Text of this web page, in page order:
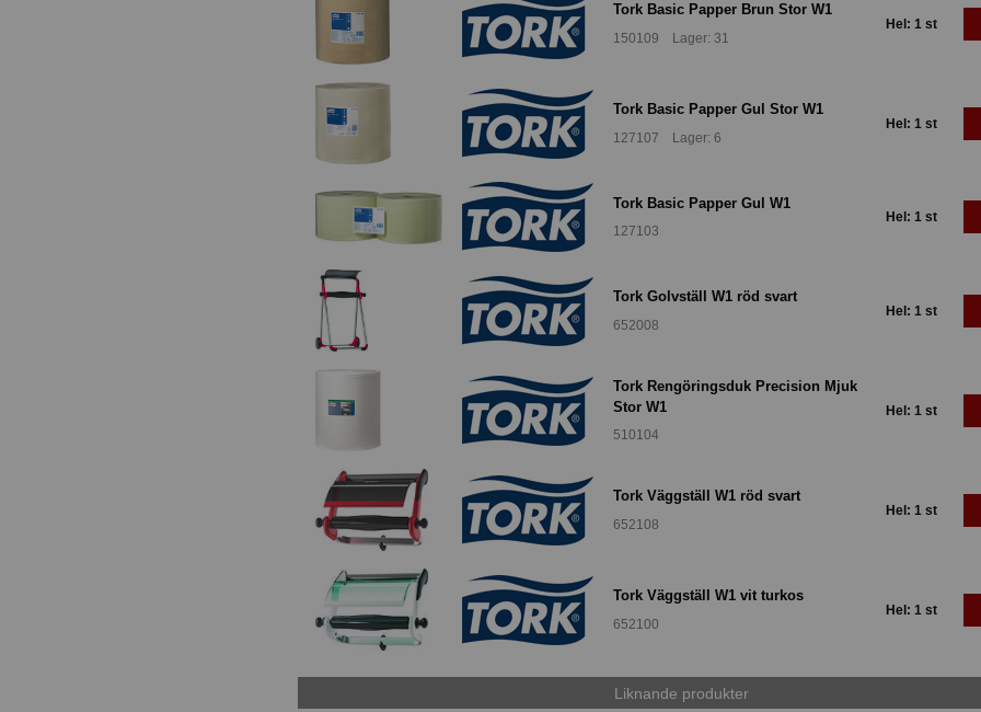
Tork Basic Papper Brun Stor W1
150109 Lager: 31
Hel: 1 st
Tork Basic Papper Gul Stor W1
127107 Lager: 6
Hel: 1 st
Tork Basic Papper Gul W1
127103
Hel: 1 st
Tork Golvställ W1 röd svart
652008
Hel: 1 st
Tork Rengöringsduk Precision Mjuk
Stor W1
510104
Hel: 1 st
Tork Väggställ W1 röd svart
652108
Hel: 1 st
Tork Väggställ W1 vit turkos
652100
Hel: 1 st
Liknande produkter